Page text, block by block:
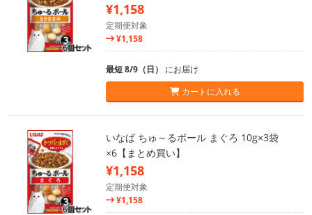
¥1,158
定期便対象
¥1,158
最短 8/9（日） にお届け
カートに入れる
いなば ちゅ～るボール まぐろ 10g×3袋
×6【まとめ買い】
¥1,158
定期便対象
¥1,158